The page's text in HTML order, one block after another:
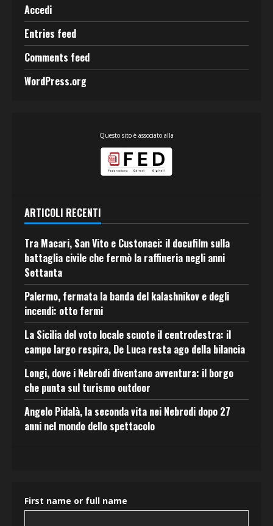
Accedi
Entries feed
Comments feed
WordPress.org
Questo sito è associato alla
ARTICOLI RECENTI
Tra Macari, San Vito e Custonaci: il docufilm sulla
battaglia civile che fermò la raffineria negli anni
Settanta
Palermo, fermata la banda del kalashnikov e degli
incendi: otto fermi
La Sicilia del voto locale scuote il centrodestra: il
campo largo respira, De Luca resta ago della bilancia
Longi, dove i Nebrodi diventano avventura: il borgo
che punta sul turismo outdoor
Angelo Pidalà, la seconda vita nei Nebrodi dopo 27
anni nel mondo dello spettacolo
First name or full name